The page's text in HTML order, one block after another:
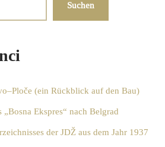
Suchen
(ein Rückblick auf den Bau)
„Bosna Ekspres“ nach Belgrad
der JDŽ aus dem Jahr 1937